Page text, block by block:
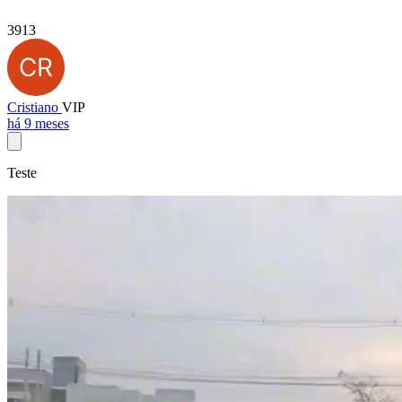
3913
Cristiano VIP
há 9 meses
Teste